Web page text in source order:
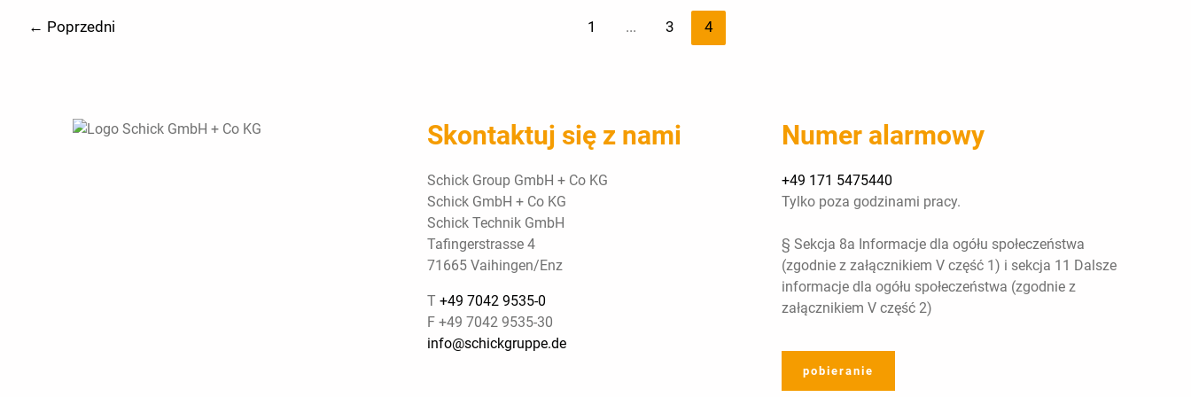
← Poprzedni 1 ... 3 4
Skontaktuj się z nami
Schick Group GmbH + Co KG
Schick GmbH + Co KG
Schick Technik GmbH
Tafingerstrasse 4
71665 Vaihingen/Enz
T +49 7042 9535-0
F +49 7042 9535-30
info@schickgruppe.de
Numer alarmowy
+49 171 5475440
Tylko poza godzinami pracy.
§ Sekcja 8a Informacje dla ogółu społeczeństwa
(zgodnie z załącznikiem V część 1) i sekcja 11 Dalsze
informacje dla ogółu społeczeństwa (zgodnie z
załącznikiem V część 2)
pobieranie